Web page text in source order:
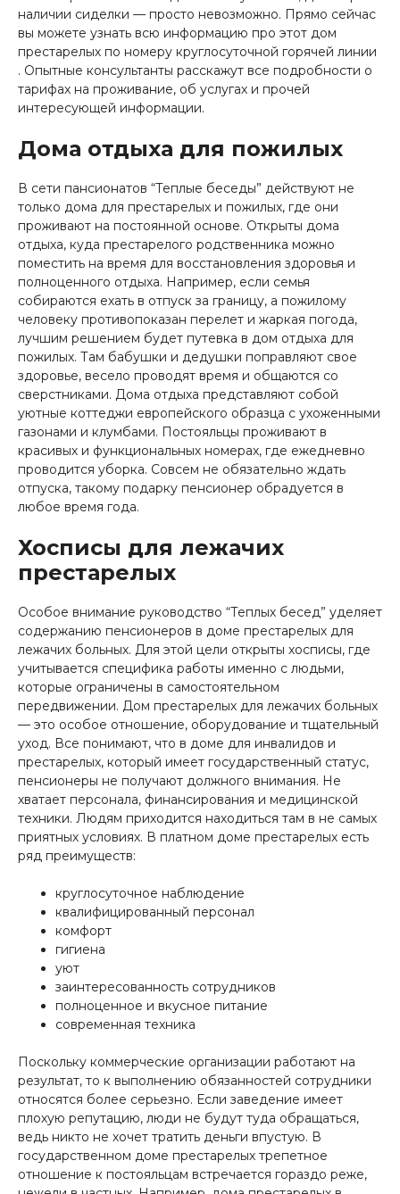
наличии сиделки — просто невозможно. Прямо сейчас
вы можете узнать всю информацию про этот дом
престарелых по номеру круглосуточной горячей линии
. Опытные консультанты расскажут все подробности о
тарифах на проживание, об услугах и прочей
интересующей информации.
Дома отдыха для пожилых
В сети пансионатов “Теплые беседы” действуют не
только дома для престарелых и пожилых, где они
проживают на постоянной основе. Открыты дома
отдыха, куда престарелого родственника можно
поместить на время для восстановления здоровья и
полноценного отдыха. Например, если семья
собираются ехать в отпуск за границу, а пожилому
человеку противопоказан перелет и жаркая погода,
лучшим решением будет путевка в дом отдыха для
пожилых. Там бабушки и дедушки поправляют свое
здоровье, весело проводят время и общаются со
сверстниками. Дома отдыха представляют собой
уютные коттеджи европейского образца с ухоженными
газонами и клумбами. Постояльцы проживают в
красивых и функциональных номерах, где ежедневно
проводится уборка. Совсем не обязательно ждать
отпуска, такому подарку пенсионер обрадуется в
любое время года.
Хосписы для лежачих
престарелых
Особое внимание руководство “Теплых бесед” уделяет
содержанию пенсионеров в доме престарелых для
лежачих больных. Для этой цели открыты хосписы, где
учитывается специфика работы именно с людьми,
которые ограничены в самостоятельном
передвижении. Дом престарелых для лежачих больных
— это особое отношение, оборудование и тщательный
уход. Все понимают, что в доме для инвалидов и
престарелых, который имеет государственный статус,
пенсионеры не получают должного внимания. Не
хватает персонала, финансирования и медицинской
техники. Людям приходится находиться там в не самых
приятных условиях. В платном доме престарелых есть
ряд преимуществ:
круглосуточное наблюдение
квалифицированный персонал
комфорт
гигиена
уют
заинтересованность сотрудников
полноценное и вкусное питание
современная техника
Поскольку коммерческие организации работают на
результат, то к выполнению обязанностей сотрудники
относятся более серьезно. Если заведение имеет
плохую репутацию, люди не будут туда обращаться,
ведь никто не хочет тратить деньги впустую. В
государственном доме престарелых трепетное
отношение к постояльцам встречается гораздо реже,